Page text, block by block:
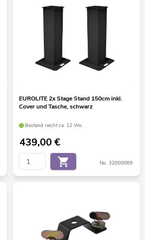
EUROLITE 2x Stage Stand 150cm inkl.
Cover und Tasche, schwarz
Bestand reicht ca. 12 Wo.
439,00€
No. 32000069